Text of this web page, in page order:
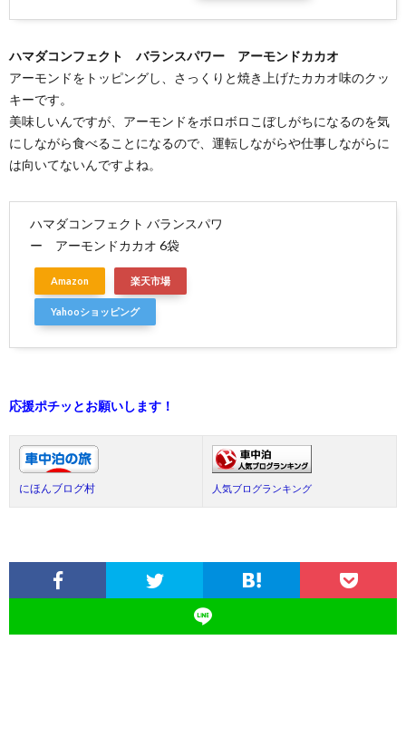
ハマダコンフェクト バランスパワー アーモンドカカオ
アーモンドをトッピングし、さっくりと焼き上げたカカオ味のクッ
キーです。
美味しいんですが、アーモンドをボロボロこぼしがちになるのを気
にしながら食べることになるので、運転しながらや仕事しながらに
は向いてないんですよね。
ハマダコンフェクト バランスパワ
ー アーモンドカカオ 6袋
Amazon 楽天市場
Yahooショッピング
応援ポチッとお願いします！
にほんブログ村 人気ブログランキング